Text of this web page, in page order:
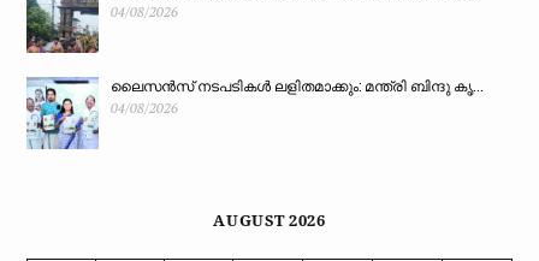
04/08/2026
ലൈസൻസ് നടപടികൾ ലളിതമാക്കും: മന്ത്രി ബിന്ദു കൃ...
04/08/2026
AUGUST 2026